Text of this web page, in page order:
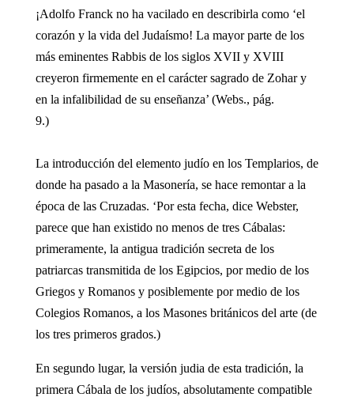
¡Adolfo Franck no ha vacilado en describirla como ‘el
corazón y la vida del Judaísmo! La mayor parte de los
más eminentes Rabbis de los siglos XVII y XVIII
creyeron firmemente en el carácter sagrado de Zohar y
en la infalibilidad de su enseñanza’ (Webs., pág.
9.)
La introducción del elemento judío en los Templarios, de
donde ha pasado a la Masonería, se hace remontar a la
época de las Cruzadas. ‘Por esta fecha, dice Webster,
parece que han existido no menos de tres Cábalas:
primeramente, la antigua tradición secreta de los
patriarcas transmitida de los Egipcios, por medio de los
Griegos y Romanos y posiblemente por medio de los
Colegios Romanos, a los Masones británicos del arte (de
los tres primeros grados.)
En segundo lugar, la versión judia de esta tradición, la
primera Cábala de los judíos, absolutamente compatible